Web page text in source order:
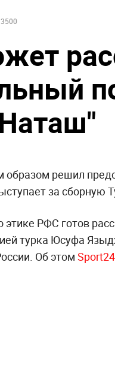
3500
образом решил
за сборную
этике РФС готов
турка Юсуфа
Об этом Sport24